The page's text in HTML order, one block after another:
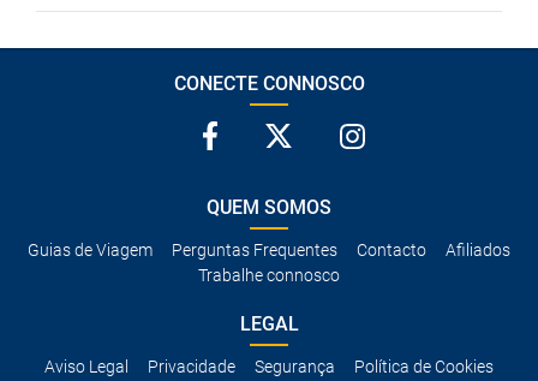
CONECTE CONNOSCO
QUEM SOMOS
Guias de Viagem Perguntas Frequentes Contacto
Afiliados
Trabalhe connosco
LEGAL
Aviso Legal Privacidade Segurança Política de Cookies